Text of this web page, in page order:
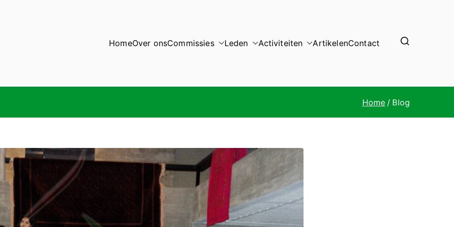
HomeOver onsCommissies Leden Activiteiten ArtikelenContact
Home Blog